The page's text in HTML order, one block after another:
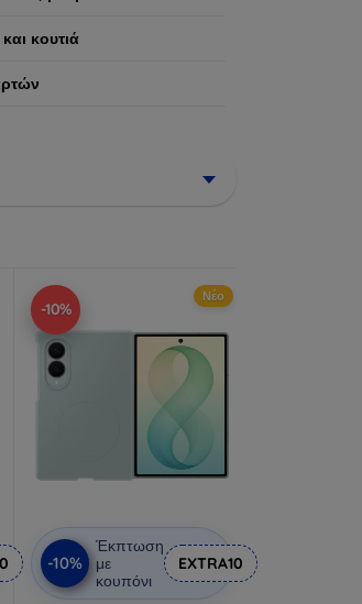
κουτιά
-10%
Νέο
-10%
Έκπτωση
με
κουπόνι
EXTRA10